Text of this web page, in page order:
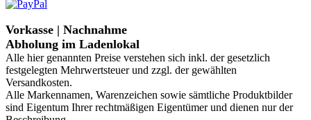
Vorkasse | Nachnahme
Abholung im Ladenlokal
Alle hier genannten Preise verstehen sich inkl. der gesetzlich
festgelegten Mehrwertsteuer und zzgl. der gewählten
Versandkosten.
Alle Markennamen, Warenzeichen sowie sämtliche Produktbilder
sind Eigentum Ihrer rechtmäßigen Eigentümer und dienen nur der